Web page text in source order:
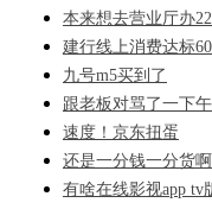
本来想去营业厅办
建行线上消费达标
九号m5买到了
跟老板对骂了一下午
速度！京东扭蛋
还是一分钱一分货
有啥在线影视app tv